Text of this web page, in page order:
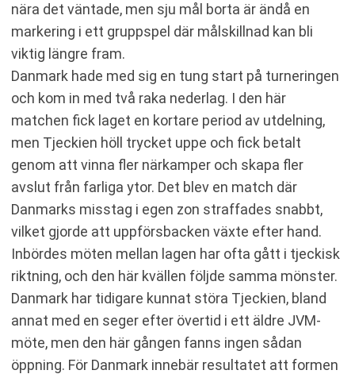
nära det väntade, men sju mål borta är ändå en
markering i ett gruppspel där målskillnad kan bli
viktig längre fram.
Danmark hade med sig en tung start på turneringen
och kom in med två raka nederlag. I den här
matchen fick laget en kortare period av utdelning,
men Tjeckien höll trycket uppe och fick betalt
genom att vinna fler närkamper och skapa fler
avslut från farliga ytor. Det blev en match där
Danmarks misstag i egen zon straffades snabbt,
vilket gjorde att uppförsbacken växte efter hand.
Inbördes möten mellan lagen har ofta gått i tjeckisk
riktning, och den här kvällen följde samma mönster.
Danmark har tidigare kunnat störa Tjeckien, bland
annat med en seger efter övertid i ett äldre JVM-
möte, men den här gången fanns ingen sådan
öppning. För Danmark innebär resultatet att formen